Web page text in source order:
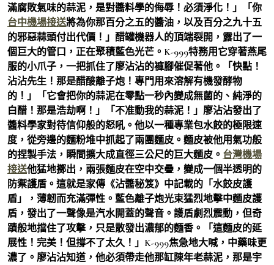
滿腐敗氣味的蒜泥，是對醬料學的侮辱！必須淨化！」「你
台中機場接送將為你那百分之五的醬油，以及百分之九十五
的邪惡蒜頭付出代價！」醋罐機器人的頂端裂開，露出了一
個巨大的管口，正在聚積藍色光芒。K-999特務用它穿著燕尾
服的小爪子，一把抓住了廖沾沾的褲腳催促著他。「快點！
沾沾先生！那是醋酸離子炮！專門用來溶解有機發酵物
的！」「它會把你的蒜泥在零點一秒內變成無菌的、純淨的
白醋！那是浩劫啊！」「不准動我的蒜泥！」廖沾沾發出了
醬料學家對待信仰般的怒吼。他以一種專業包水餃的極限速
度，從旁邊的麵粉堆中抓起了兩團麵皮。麵皮被他用氣功般
的捏製手法，瞬間擴大成直徑三公尺的巨大麵皮。 台灣機場
接送他猛地擲出，兩張麵皮在空中交疊，變成一個半透明的
防禦護盾。這就是家傳《沾醬秘笈》中記載的「水餃皮護
盾」，薄韌而充滿彈性。藍色離子炮光束猛烈地擊中麵皮護
盾，發出了一聲像是汽水開蓋的聲音。護盾劇烈震動，但奇
蹟般地擋住了攻擊，只是散發出濃郁的麵香。「這麵皮的延
展性！完美！但撐不了太久！」K-999焦急地大喊，中藥味更
濃了。廖沾沾知道，他必須帶走他那缸陳年老蒜泥，那是宇